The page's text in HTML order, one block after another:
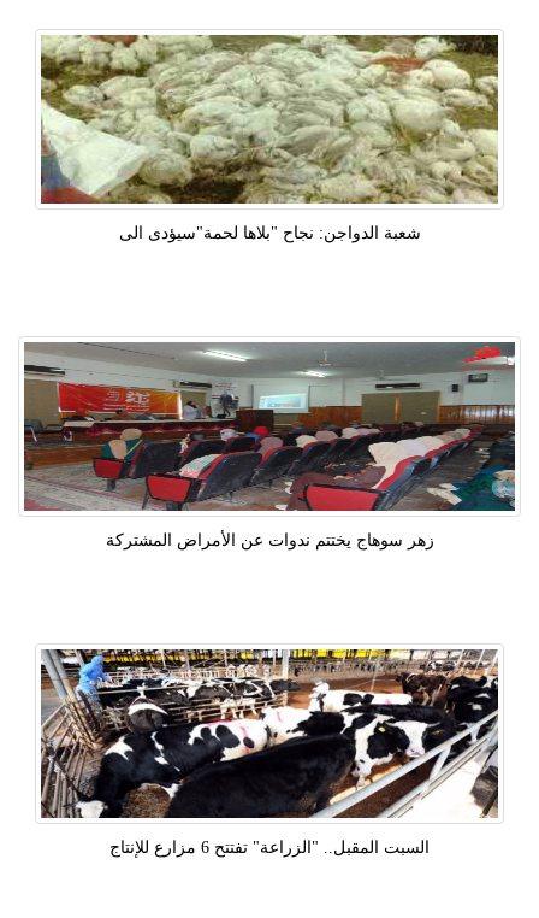
شعبة الدواجن: نجاح "بلاها لحمة"سيؤدى الى
زهر سوهاج يختتم ندوات عن الأمراض المشتركة
السبت المقبل.. "الزراعة" تفتتح 6 مزارع للإنتاج